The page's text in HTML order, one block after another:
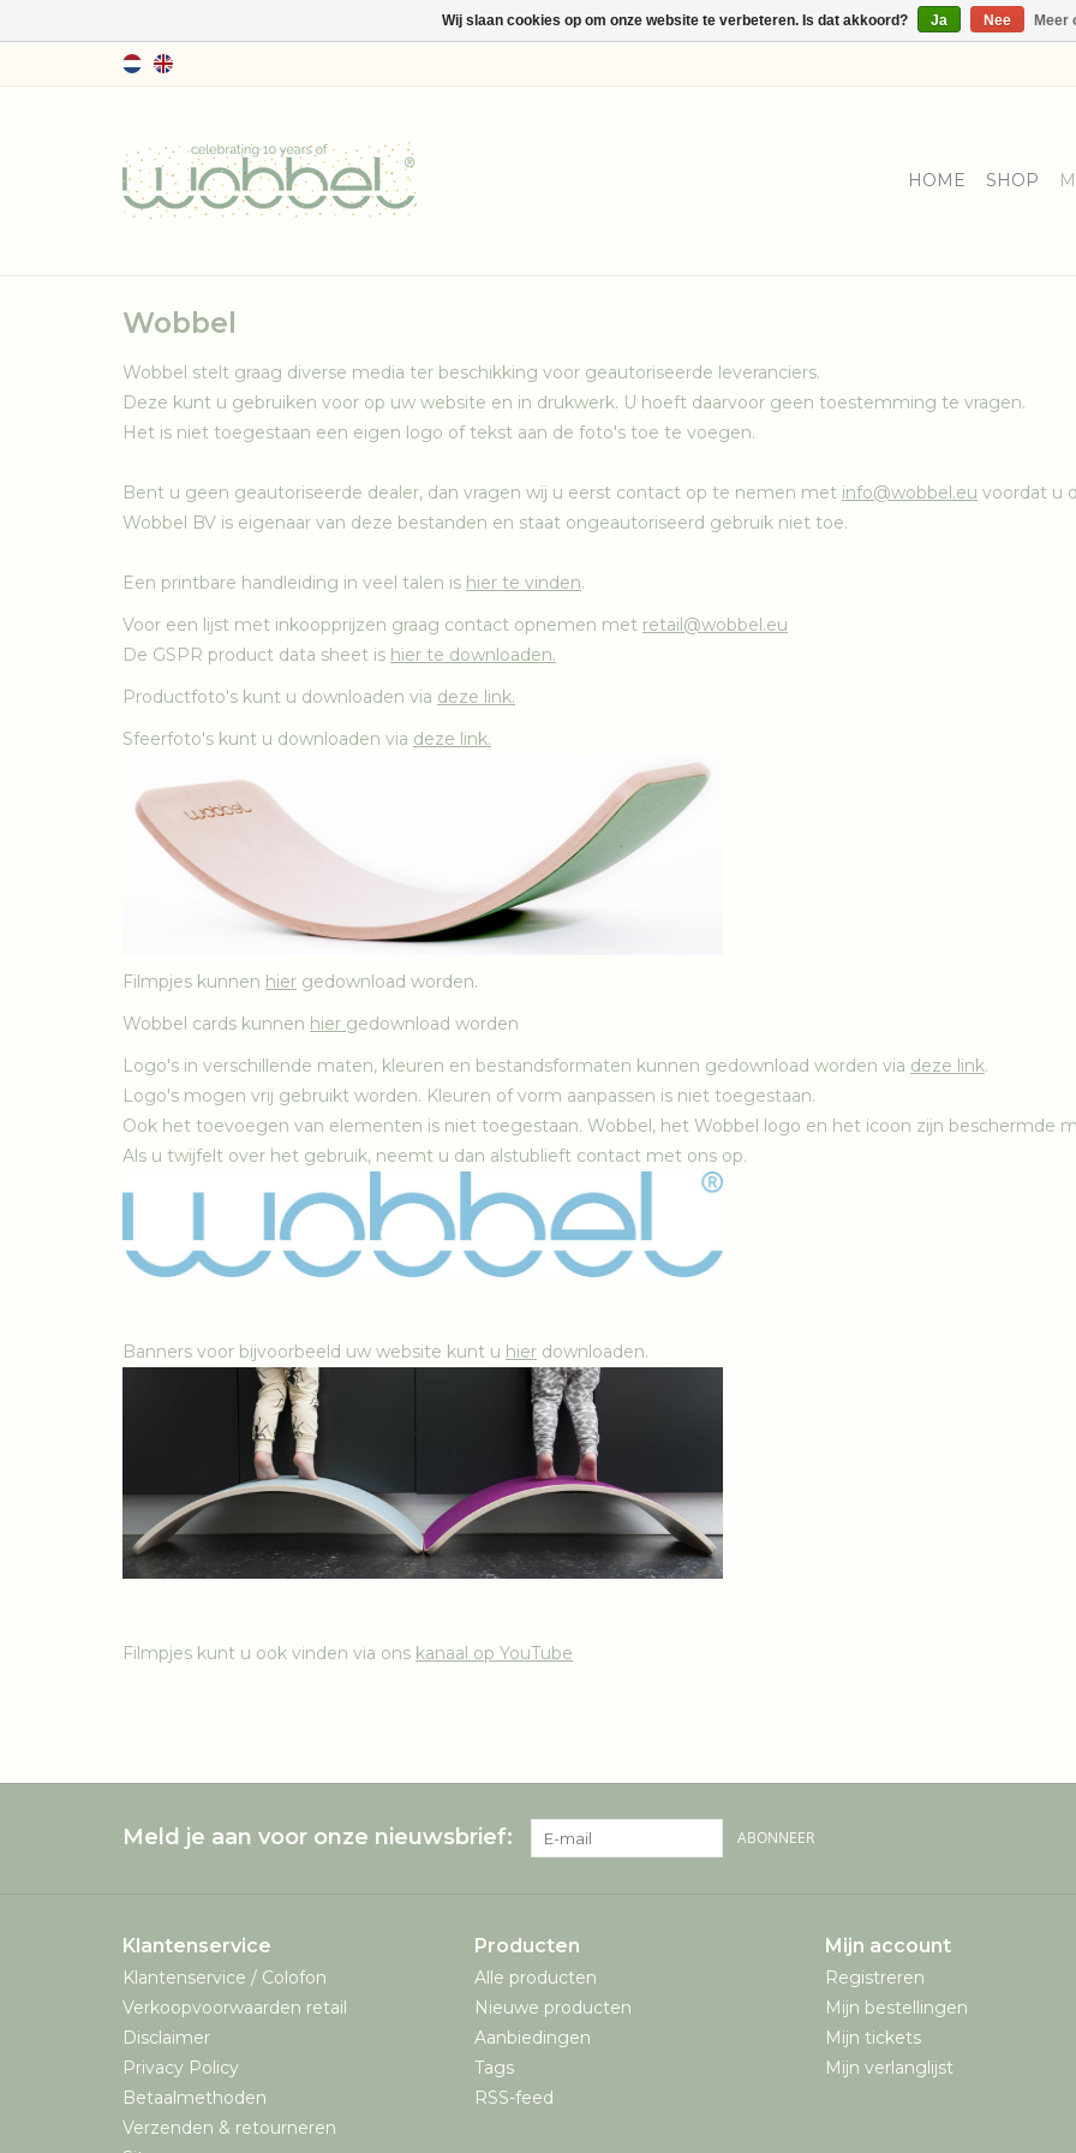
HOME SHOP
Wobbel
Wobbel stelt graag diverse media ter beschikking voor geautoriseerde leveranciers.
Deze kunt u gebruiken voor op uw website en in drukwerk. U hoeft daarvoor geen toestemming te vragen.
Het is niet toegestaan een eigen logo of tekst aan de foto's toe te voegen.
Bent u geen geautoriseerde dealer, dan vragen wij u eerst contact op te nemen met info@wobbel.eu voordat u
Wobbel BV is eigenaar van deze bestanden en staat ongeautoriseerd gebruik niet toe.
Een printbare handleiding in veel talen is hier te vinden.
Voor een lijst met inkoopprijzen graag contact opnemen met retail@wobbel.eu
De GSPR product data sheet is hier te downloaden.
Productfoto's kunt u downloaden via deze link.
Sfeerfoto's kunt u downloaden via deze link.
Filmpjes kunnen hier gedownload worden.
Wobbel cards kunnen hier gedownload worden
Logo's in verschillende maten, kleuren en bestandsformaten kunnen gedownload worden via deze link.
Logo's mogen vrij gebruikt worden. Kleuren of vorm aanpassen is niet toegestaan.
Ook het toevoegen van elementen is niet toegestaan. Wobbel, het Wobbel logo en het icoon zijn beschermde
Als u twijfelt over het gebruik, neemt u dan alstublieft contact met ons op.
Banners voor bijvoorbeeld uw website kunt u hier downloaden.
Filmpjes kunt u ook vinden via ons kanaal op YouTube
Meld je aan voor onze nieuwsbrief: ABONNEER
Klantenservice
Klantenservice / Colofon
Verkoopvoorwaarden retail
Disclaimer
Privacy Policy
Betaalmethoden
Verzenden & retourneren
Producten
Alle producten
Nieuwe producten
Aanbiedingen
Tags
RSS-feed
Mijn account
Registreren
Mijn bestellingen
Mijn tickets
Mijn verlanglijst
Wij slaan cookies op om onze website te verbeteren. Is dat akkoord? Ja Nee Meer